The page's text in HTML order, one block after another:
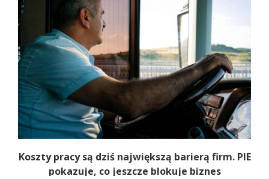
Koszty pracy są dziś największą barierą firm. PIE
pokazuje, co jeszcze blokuje biznes